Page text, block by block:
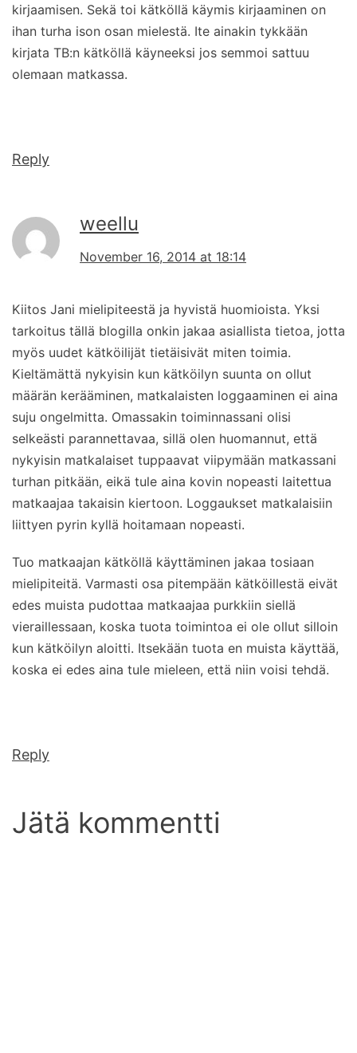
kirjaamisen. Sekä toi kätköllä käymis kirjaaminen on
ihan turha ison osan mielestä. Ite ainakin tykkään
kirjata TB:n kätköllä käyneeksi jos semmoi sattuu
olemaan matkassa.
Reply
weellu
November 16, 2014 at 18:14
Kiitos Jani mielipiteestä ja hyvistä huomioista. Yksi
tarkoitus tällä blogilla onkin jakaa asiallista tietoa, jotta
myös uudet kätköilijät tietäisivät miten toimia.
Kieltämättä nykyisin kun kätköilyn suunta on ollut
määrän kerääminen, matkalaisten loggaaminen ei aina
suju ongelmitta. Omassakin toiminnassani olisi
selkeästi parannettavaa, sillä olen huomannut, että
nykyisin matkalaiset tuppaavat viipymään matkassani
turhan pitkään, eikä tule aina kovin nopeasti laitettua
matkaajaa takaisin kiertoon. Loggaukset matkalaisiin
liittyen pyrin kyllä hoitamaan nopeasti.
Tuo matkaajan kätköllä käyttäminen jakaa tosiaan
mielipiteitä. Varmasti osa pitempään kätköillestä eivät
edes muista pudottaa matkaajaa purkkiin siellä
vieraillessaan, koska tuota toimintoa ei ole ollut silloin
kun kätköilyn aloitti. Itsekään tuota en muista käyttää,
koska ei edes aina tule mieleen, että niin voisi tehdä.
Reply
Jätä kommentti